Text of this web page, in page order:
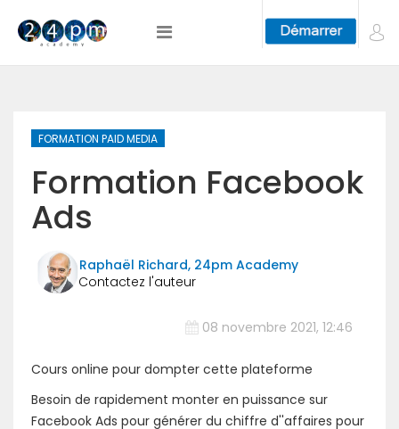
FORMATION PAID MEDIA
Formation Facebook
Ads
Raphaël Richard, 24pm Academy
08 novembre 2021, 12:46
Cours online pour dompter cette plateforme
Besoin de rapidement monter en puissance sur
Facebook Ads pour générer du chiffre d''affaires pour